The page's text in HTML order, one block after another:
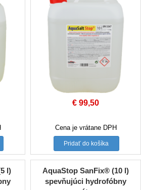
€ 99,50
Cena je vrátane DPH
Pridať do košíka
l)
AquaStop SanFix® (10 l)
spevňujúci hydrofóbny